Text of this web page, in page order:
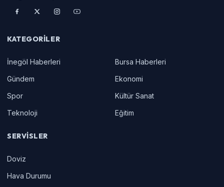
KATEGORILER
İnegöl Haberleri
Bursa Haberleri
Gündem
Ekonomi
Spor
Kültür Sanat
Teknoloji
Eğitim
SERVISLER
Doviz
Hava Durumu